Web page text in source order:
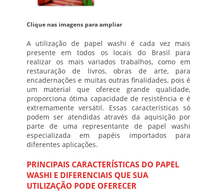
Clique nas imagens para ampliar
A utilização de papel washi é cada vez mais
presente em todos os locais do Brasil para
realizar os mais variados trabalhos, como em
restauração de livros, obras de arte, para
encadernações e muitas outras finalidades, pois é
um material que oferece grande qualidade,
proporciona ótima capacidade de resistência e é
extremamente versátil. Essas características só
podem ser atendidas através da aquisição por
parte de uma representante de papel washi
especializada em papéis importados para
diferentes aplicações.
PRINCIPAIS CARACTERÍSTICAS DO PAPEL
WASHI E DIFERENCIAIS QUE SUA
UTILIZAÇÃO PODE OFERECER